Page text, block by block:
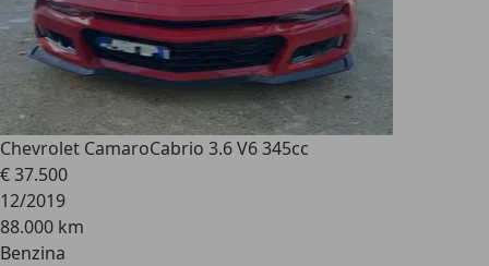
Chevrolet CamaroCabrio 3.6 V6 345cc
€ 37.500
12/2019
88.000 km
Benzina